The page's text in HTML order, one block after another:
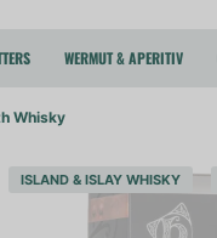
WERMUT & APERITIV
Whisky
ISLAND & ISLAY WHISKY